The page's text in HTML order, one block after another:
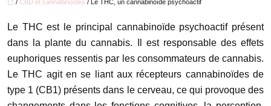
/ CBD et cannabinoïdes / Le THC, un cannabinoïde psychoactif
Le THC est le principal cannabinoïde psychoactif présent
dans la plante du cannabis. Il est responsable des effets
euphoriques ressentis par les consommateurs de cannabis.
Le THC agit en se liant aux récepteurs cannabinoïdes de
type 1 (CB1) présents dans le cerveau, ce qui provoque des